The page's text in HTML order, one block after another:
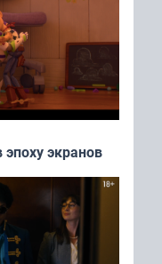
экранов